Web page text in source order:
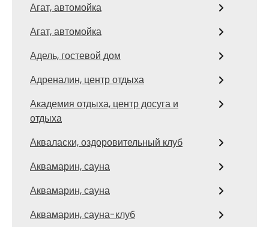
Агат, автомойка
Агат, автомойка
Адель, гостевой дом
Адреналин, центр отдыха
Академия отдыха, центр досуга и
отдыха
Акваласки, оздоровительный клуб
Аквамарин, сауна
Аквамарин, сауна
Аквамарин, сауна-клуб